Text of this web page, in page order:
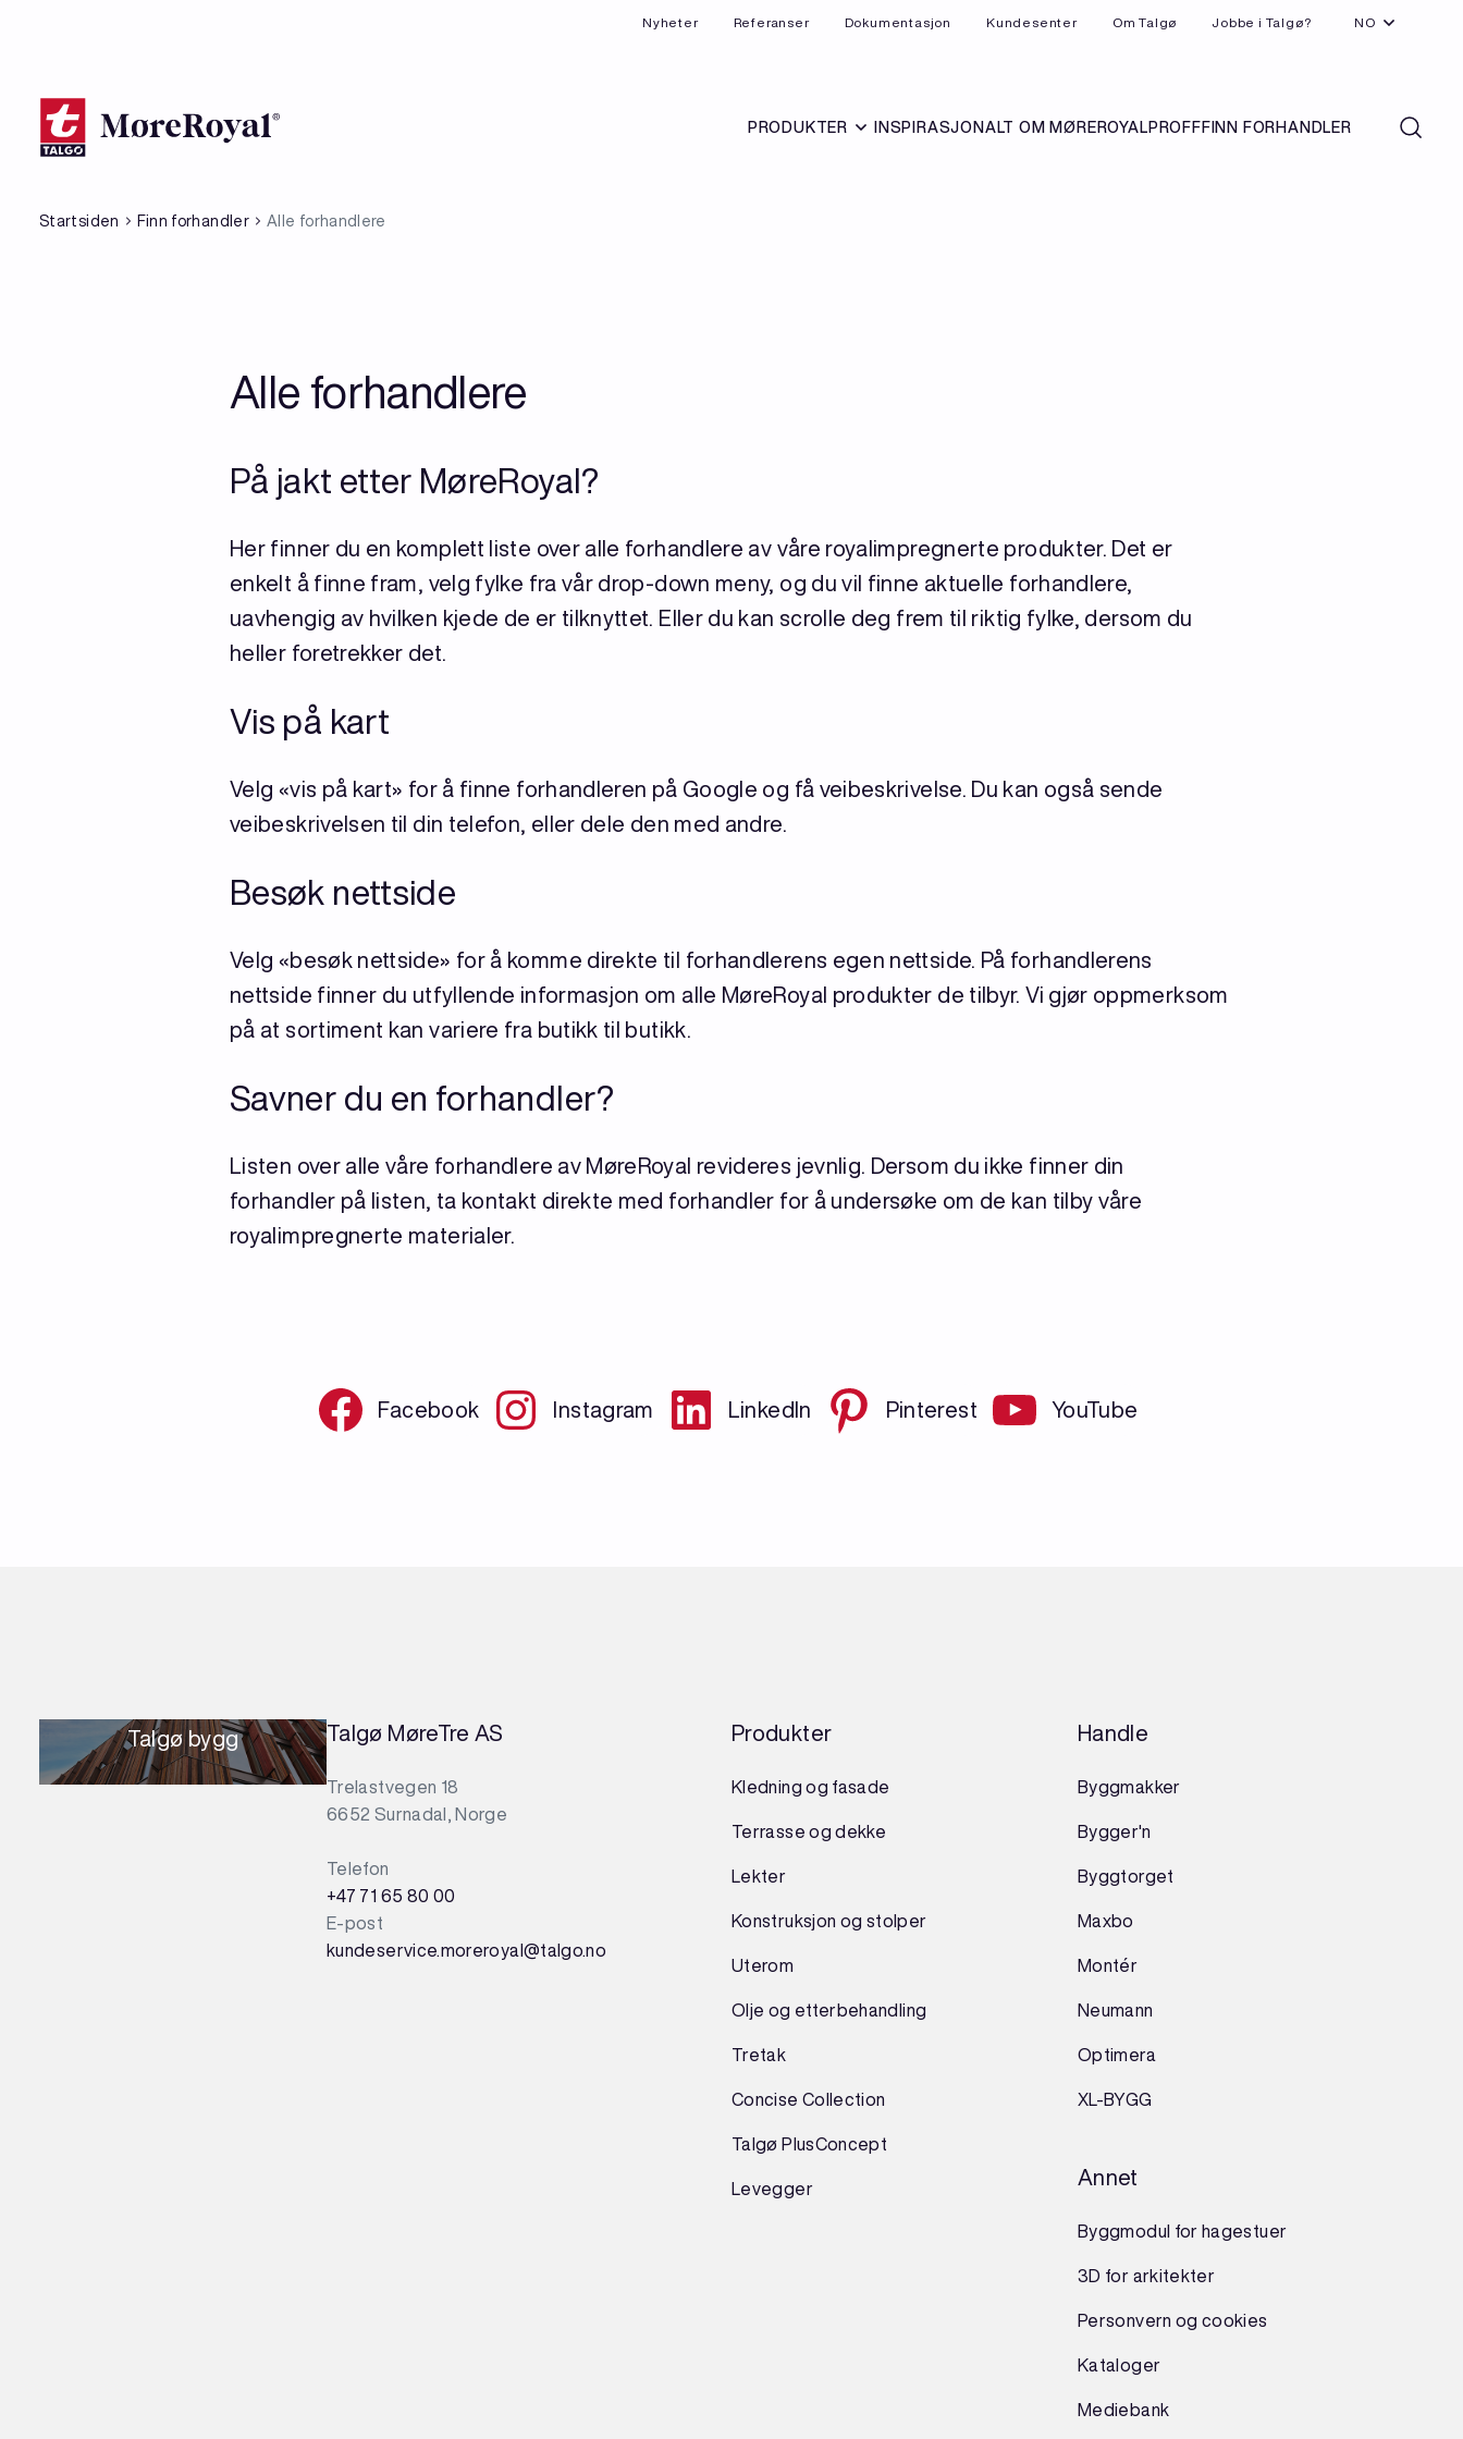
Nyheter Referanser Dokumentasjon Kundesenter Om Talgø Jobbe i Talgø? NO
PRODUKTER INSPIRASJON ALT OM MØREROYAL PROFF FINN FORHANDLER
Startsiden Finn forhandler Alle forhandlere
Alle forhandlere
På jakt etter MøreRoyal?
Her finner du en komplett liste over alle forhandlere av våre royalimpregnerte produkter. Det er
enkelt å finne fram, velg fylke fra vår drop-down meny, og du vil finne aktuelle forhandlere,
uavhengig av hvilken kjede de er tilknyttet. Eller du kan scrolle deg frem til riktig fylke, dersom du
heller foretrekker det.
Vis på kart
Velg «vis på kart» for å finne forhandleren på Google og få veibeskrivelse. Du kan også sende
veibeskrivelsen til din telefon, eller dele den med andre.
Besøk nettside
Velg «besøk nettside» for å komme direkte til forhandlerens egen nettside. På forhandlerens
nettside finner du utfyllende informasjon om alle MøreRoyal produkter de tilbyr. Vi gjør oppmerksom
på at sortiment kan variere fra butikk til butikk.
Savner du en forhandler?
Listen over alle våre forhandlere av MøreRoyal revideres jevnlig. Dersom du ikke finner din
forhandler på listen, ta kontakt direkte med forhandler for å undersøke om de kan tilby våre
royalimpregnerte materialer.
Facebook Instagram LinkedIn Pinterest YouTube
Talgø bygg Talgø MøreTre AS
Trelastvegen 18
6652 Surnadal, Norge
Telefon
+47 71 65 80 00
E-post
kundeservice.moreroyal@talgo.no
Produkter
Kledning og fasade
Terrasse og dekke
Lekter
Konstruksjon og stolper
Uterom
Olje og etterbehandling
Tretak
Concise Collection
Talgø PlusConcept
Levegger
Handle
Byggmakker
Bygger'n
Byggtorget
Maxbo
Montér
Neumann
Optimera
XL-BYGG
Annet
Byggmodul for hagestuer
3D for arkitekter
Personvern og cookies
Kataloger
Mediebank